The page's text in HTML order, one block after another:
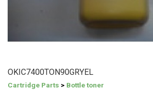
OKIC7400TON90GRYEL
Cartridge Parts > Bottle toner